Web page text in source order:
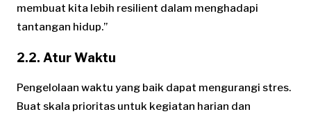
membuat kita lebih resilient dalam menghadapi
tantangan hidup.”
2.2. Atur Waktu
Pengelolaan waktu yang baik dapat mengurangi stres.
Buat skala prioritas untuk kegiatan harian dan